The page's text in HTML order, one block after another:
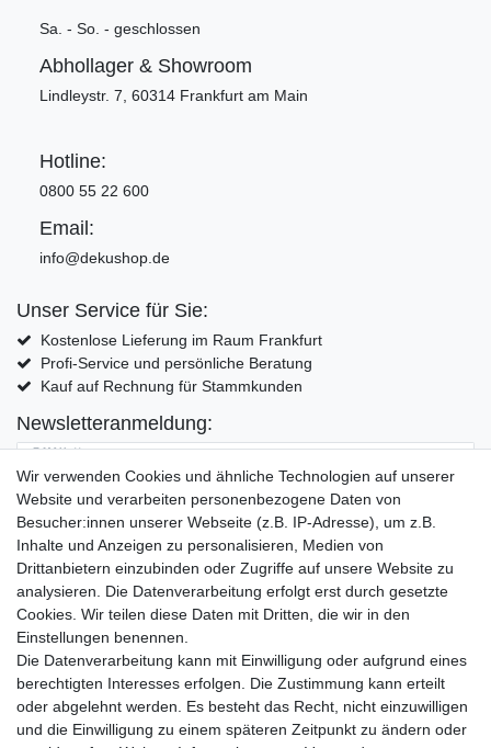
Sa. - So. - geschlossen
Abhollager & Showroom
Lindleystr. 7, 60314 Frankfurt am Main
Hotline:
0800 55 22 600
Email:
info@dekushop.de
Unser Service für Sie:
Kostenlose Lieferung im Raum Frankfurt
Profi-Service und persönliche Beratung
Kauf auf Rechnung für Stammkunden
Newsletteranmeldung:
E-MAIL **
Hiermit bestätige ich, dass ich die Daten­schutz­erklärung
Einwilligung kann ich jederzeit widerrufen.**
Abonnieren
** Hierbei handelt es sich um ein Pflichtfeld.
Widerrufs­recht Widerrufs­formular Impressum
Daten­schutz­erklärung AGB Kontakt
Wir verwenden Cookies und ähnliche Technologien auf unserer
Website und verarbeiten personenbezogene Daten von
Besucher:innen unserer Webseite (z.B. IP-Adresse), um z.B.
Inhalte und Anzeigen zu personalisieren, Medien von
Drittanbietern einzubinden oder Zugriffe auf unsere Website zu
analysieren. Die Datenverarbeitung erfolgt erst durch gesetzte
Cookies. Wir teilen diese Daten mit Dritten, die wir in den
Einstellungen benennen.
Die Datenverarbeitung kann mit Einwilligung oder aufgrund eines
berechtigten Interesses erfolgen. Die Zustimmung kann erteilt
oder abgelehnt werden. Es besteht das Recht, nicht einzuwilligen
und die Einwilligung zu einem späteren Zeitpunkt zu ändern oder